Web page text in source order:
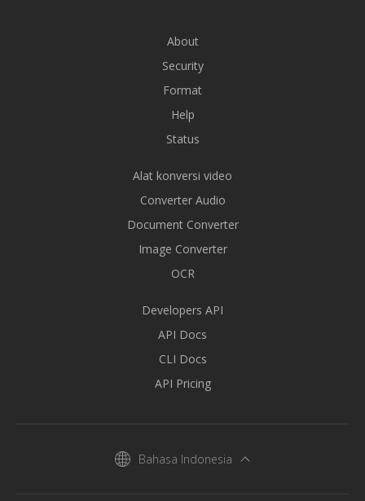
About
Security
Format
Help
Status
Alat konversi video
Converter Audio
Document Converter
Image Converter
OCR
Developers API
API Docs
CLI Docs
API Pricing
Bahasa Indonesia